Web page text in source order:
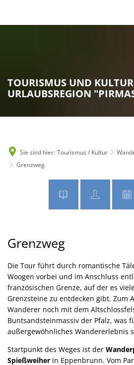
TOURISMUS UND
URLAUBSREGION
Sie sind hier: Tourismus / Kultur
Grenzweg
Grenzweg
Grenzweg
Die Tour führt durch romantische
Woogen vorbei und im Anschluss
französischen Grenze, auf der es
Grenzsteine zu entdecken gibt. Zum
Wanderer noch mit dem
Buntsandsteinmassiv der Pfalz, was
außergewöhnliches Wandererlebnis
Startpunkt des Weges ist der
Spießweiher in Eppenbrunn. Vom